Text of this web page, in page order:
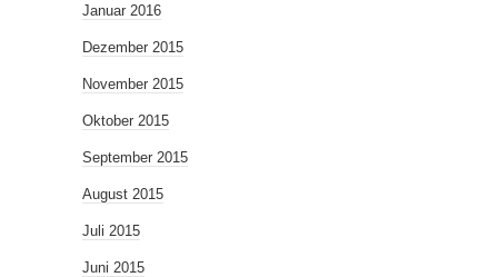
Januar 2016
Dezember 2015
November 2015
Oktober 2015
September 2015
August 2015
Juli 2015
Juni 2015